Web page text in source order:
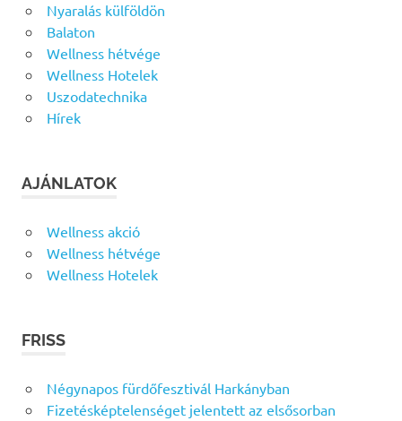
Nyaralás külföldön
Balaton
Wellness hétvége
Wellness Hotelek
Uszodatechnika
Hírek
AJÁNLATOK
Wellness akció
Wellness hétvége
Wellness Hotelek
FRISS
Négynapos fürdőfesztivál Harkányban
Fizetésképtelenséget jelentett az elsősorban